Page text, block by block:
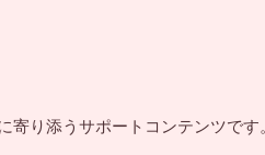
り添うサポートコンテンツです。